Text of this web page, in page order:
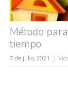
Método
tiempo
7 de julio, 2021